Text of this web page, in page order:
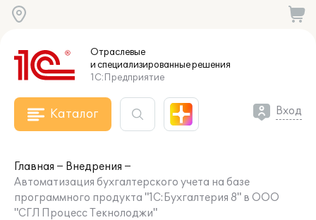
Отраслевые
и специализированныерешения
1С:Предприятие
Каталог Вход
Главная
Внедрения
Автоматизация бухгалтерского учета на базе
программного продукта "1С:Бухгалтерия 8" в ООО
"СГЛ Процесс Текнолоджи"